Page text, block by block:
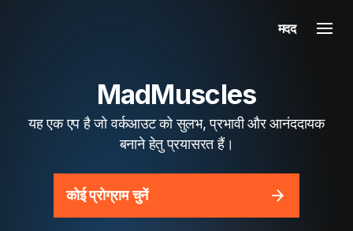
मदद
MadMuscles
यह एक एप है जो वर्कआउट को सुलभ, प्रभावी और आनंददायक
बनाने हेतु प्रयासरत हैं।
कोई प्रोग्राम चुनें